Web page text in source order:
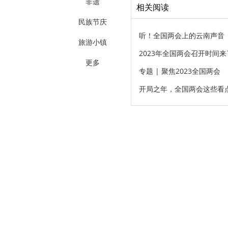
民族节庆
旅游小镇
更多
相关阅读
听！全国两会上的云南声音
2023年全国两会召开时间来
专题 | 聚焦2023全国两会
开局之年，全国两会这些看